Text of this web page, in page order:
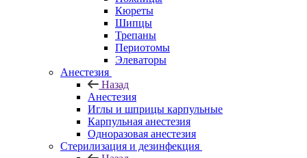
Кюреты
Шипцы
Трепаны
Периотомы
Элеваторы
Анестезия
Назад
Анестезия
Иглы и шприцы карпульные
Карпульная анестезия
Одноразовая анестезия
Стерилизация и дезинфекция